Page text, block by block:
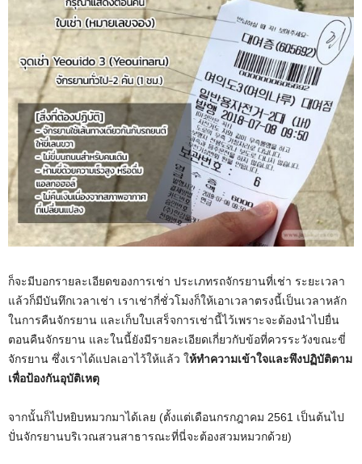
ก็จะมีบอกรายละเอียดของการเช่า ประเภทรถจักรยานที่เช่า ระยะเวลา
แล้วก็มีบันทึกเวลาเช่า เราเช่ากี่ชั่วโมงก็ให้เอาเวลาตรงนี้เป็นเวลาหลัก
ในการคืนจักรยาน และเก็บใบเสร็จการเช่านี้ไว้เพราะจะต้องนำไปยื่น
ตอนคืนจักรยาน และในนี้ยังมีรายละเอียดเกี่ยวกับข้อที่ควรระวังขณะขี่
จักรยาน ซึ่งเราได้แปลเอาไว้ให้แล้ว ให้ทำความเข้าใจและพึงปฏิบัติตาม
เพื่อป้องกันอุบัติเหตุ
จากนั้นก็ไปหยิบหมวกมาได้เลย (ตั้งแต่เดือนกรกฎาคม 2561 เป็นต้นไป
ปั่นจักรยานบริเวณสวนสาธารณะที่นี่จะต้องสวมหมวกด้วย)